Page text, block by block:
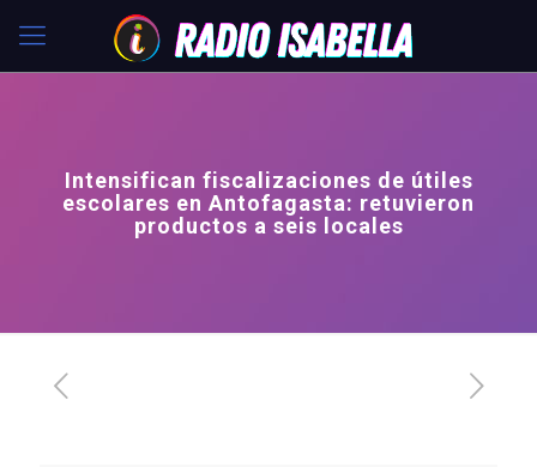
Intensifican fiscalizaciones de útiles
escolares en Antofagasta: retuvieron
productos a seis locales